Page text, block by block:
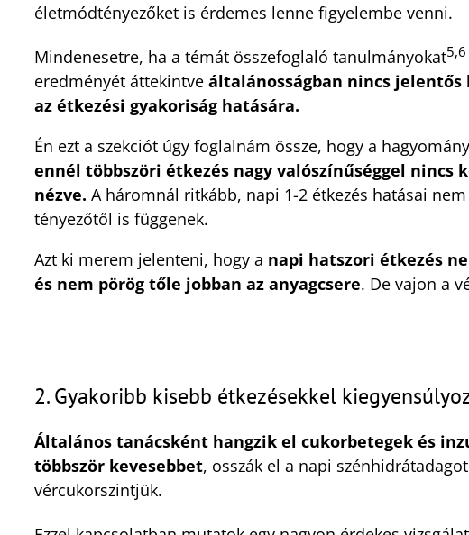
életmódtényezőket is érdemes lenne figyelembe venni.
Mindenesetre, ha a témát összefoglaló tanulmányokat5,6
eredményét áttekintve általánosságban nincs
az étkezési gyakoriság hatására.
Én ezt a szekciót úgy foglalnám össze, hogy a
ennél többszöri étkezés nagy valószínűséggel nincs
nézve. A háromnál ritkább, napi 1-2 étkezés hatásai
tényezőtől is függenek.
Azt ki merem jelenteni, hogy a napi hatszori étkezés
és nem pörög tőle jobban az anyagcsere. De vajon a
2. Gyakoribb kisebb étkezésekkel
Általános tanácsként hangzik el cukorbetegek és
többször kevesebbet, osszák el a napi
vércukorszintjük.